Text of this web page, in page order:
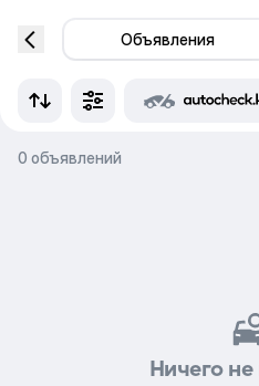
Объявления
0 объявлений
Ничего